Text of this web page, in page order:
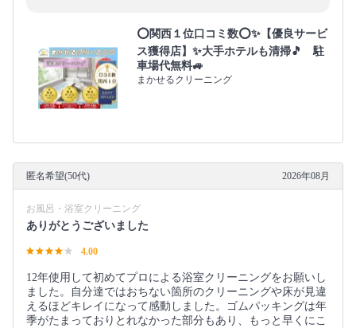
⭕関西１位口コミ数⭕✨【優良サービ
ス獲得店】✨大手ホテルも清掃🎵 駐
車場代無料🚙
まかせるクリーニング
匿名希望(50代) 2026年08月
お風呂・浴室クリーニング
ありがとうございました
4.00
12年使用して初めてプロによる浴室クリーニングをお願いし
ました。自分達ではおちない箇所のクリーニングや床が見違
えるほどキレイになって感動しました。ゴムパッキングは年
季がたまっておりとれなかった部分もあり、もっと早くにこ